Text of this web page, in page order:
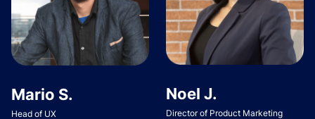
Mario S.
Head of UX
Noel J.
Director of Product Marketing